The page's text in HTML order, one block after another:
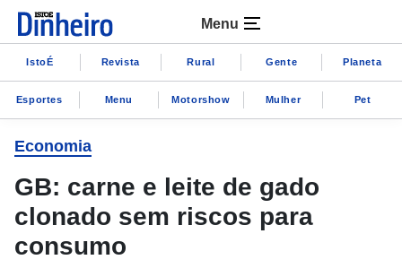
Menu
IstoÉ Revista Rural Gente Planeta
Esportes Menu Motorshow Mulher Pet
Economia
GB: carne e leite de gado
clonado sem riscos para
consumo